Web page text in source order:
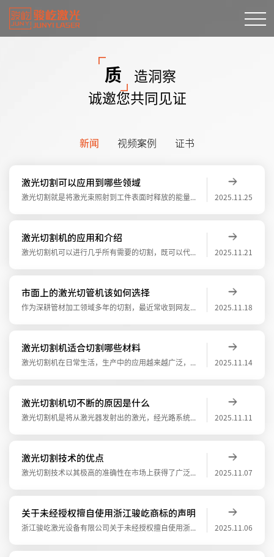
质
造洞察
诚邀您共同见证
新闻 视频案例 证书
激光切割可以应用到哪些领域
激光切割就是将激光束照射到工件表面时释放的能量来使工件融化并蒸发，以达到切割和雕刻的目的，具有精度高，切割快速，不局限于切割图案限制，自动排版节省材料，切口平滑，加工成本低等特点，将逐渐改进或取代于传统的切割工艺设备。激光切割可以应 2025.11.25
激光切割机的应用和介绍
激光切割机可以进行几乎所有需要的切割，既可以代替传统切割机，有可以进行，高精度，超小件，高硬材料等的切割。下面是激光切割机的介绍激光切割是将从激光器发射出的激光，经光路系统，聚焦成高功率密度的激光束。激光束照射到工件表面，使工件达到 2025.11.21
市面上的激光切管机该如何选择
作为深耕管材加工领域多年的切割，最近常收到网友私信：“激光切管机该如何选择？”今天，咱们就从行业角度聊聊这个“神器”如何颠覆传统的加工模式。1.根据管件壁厚选择激光功率激光功率直接影响切割能力和效率，需根据管件壁厚匹配功率段：壁厚＜ 2025.11.18
激光切割机适合切割哪些材料
激光切割机在日常生活，生产中的应用越来越广泛，今天小编带大家认识一下激光切割机适合切割哪些材料，不再做小白。1.碳钢板切割：现代激光切割系统可以切割碳钢板的最大厚度接近20mm，对薄板其切缝可窄至0.1mm左右。激光切割低碳钢其热影 2025.11.14
激光切割机切不断的原因是什么
激光切割机是将从激光器发射出的激光，经光路系统，聚焦成高功率密度的激光束。激光束照射到工件表面，使工件达到熔点或沸点，同时与光束同轴的高压气体将熔化或气化金属吹走。随着光束与工件相对位置的移动，最终使材料形成切缝，从而达到切割的目的 2025.11.11
激光切割技术的优点
激光切割技术以其极高的准确性在市场上获得了广泛的认可。这种技术能够确保切割边缘的平整和光滑，减少了后续加工的需求。激光切割不仅能够切割金属材料，还能切割塑料、玻璃等非金属材料，展现出广泛的适用性。激光切割技术的优点相对还是挺多的。在 2025.11.07
关于未经授权擅自使用浙江骏屹商标的声明
浙江骏屹激光设备有限公司关于未经授权擅自使用浙江骏屹商标的声明致浙江骏屹品牌合作伙伴及广大消费者：感谢一直以来您对浙江骏屹品牌的信任与支持。浙江骏屹激光设备有限公司（以下简称“浙江骏屹”或“我司”）成立于2017年1月16日，系“骏 2025.11.06